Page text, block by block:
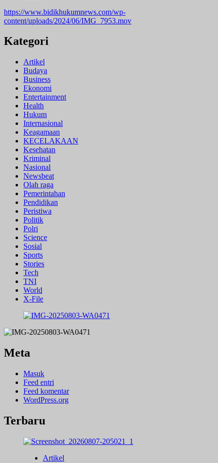
https://www.bidikhukumnews.com/wp-
content/uploads/2024/06/IMG_7953.mov
Kategori
Artikel
Budaya
Business
Ekonomi
Entertainment
Health
Hukum
Internasional
Keagamaan
KECELAKAAN
Kesehatan
Kriminal
Nasional
Newsbeat
Olah raga
Pemerintahan
Pendidikan
Peristiwa
Politik
Polri
Science
Sosial
Sports
Stories
Tech
TNI
World
X-File
Meta
Masuk
Feed entri
Feed komentar
WordPress.org
Terbaru
Artikel